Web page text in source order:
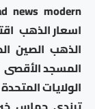
modern
news
اسعار الذهب
الذهب الصين
المسجد الأقصى
الولايات المتحدة